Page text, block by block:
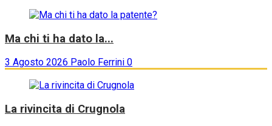
Ma chi ti ha dato la...
3 Agosto 2026 Paolo Ferrini 0
La rivincita di Crugnola